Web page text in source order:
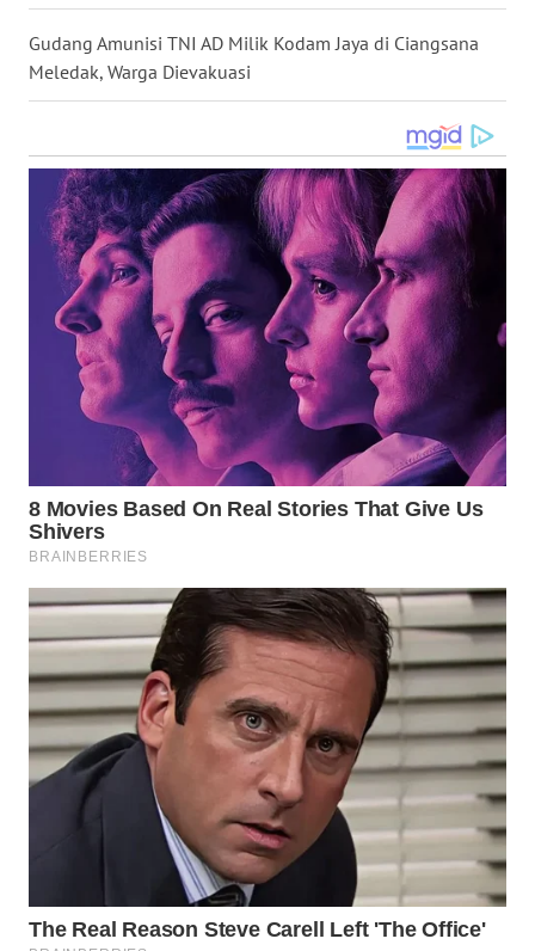
Gudang Amunisi TNI AD Milik Kodam Jaya di Ciangsana
Meledak, Warga Dievakuasi
NUSANTARA
WN
JATIM
WN
BALI
WN
KALBAR
KALTENG
WN
KALTARA
WN
KALSEL
KALTIM
WN
GORONTALO